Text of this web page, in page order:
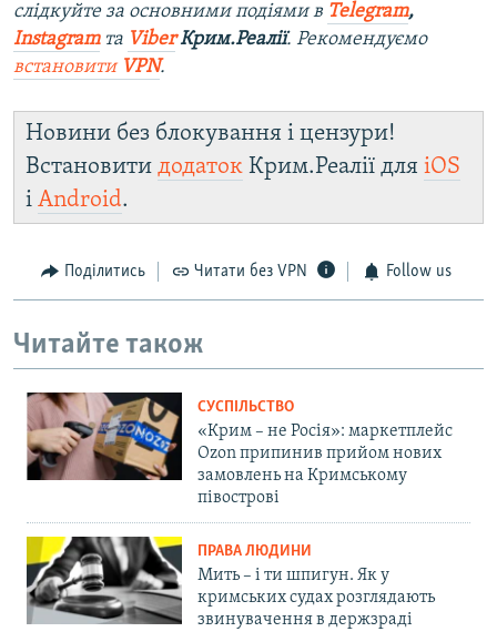
слідкуйте за основними подіями в Telegram,
Instagramта ViberКрим.Реалії. Рекомендуємо
встановити VPN.
Новини без блокування і цензури!
Встановити додаток Крим.Реалії для iOS
і Android.
Поділитись Читати без VPN Follow us
Читайте також
СУСПІЛЬСТВО
«Крим – не Росія»: маркетплейс
Ozon припинив прийом нових
замовлень на Кримському
півострові
ПРАВА ЛЮДИНИ
Мить – і ти шпигун. Як у
кримських судах розглядають
звинувачення в держзраді